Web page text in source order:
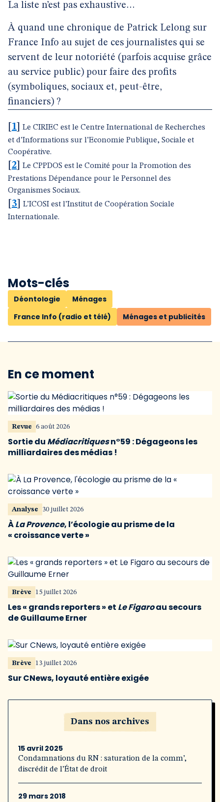
La liste n’est pas exhaustive…
À quand une chronique de Patrick Lelong sur
France Info au sujet de ces journalistes qui se
servent de leur notoriété (parfois acquise grâce
au service public) pour faire des profits
(symboliques, sociaux et, peut-être,
financiers) ?
1
Le CIRIEC est le Centre International de Recherches
et d’Informations sur l’Economie Publique, Sociale et
Coopérative.
2
Le CPPDOS est le Comité pour la Promotion des
Prestations Dépendance pour le Personnel des
Organismes Sociaux.
3
L’ICOSI est l’Institut de Coopération Sociale
Internationale.
Mots-clés
Déontologie
Ménages
France Info (radio et télé)
Ménages et publicités
En ce moment
Revue 6 août 2026
Sortie du Médiacritiquesn°59 : Dégageons les
milliardaires des médias !
Analyse 30 juillet 2026
ÀLa Provence, l’écologie au prisme de la
« croissance verte »
Brève 15 juillet 2026
Les « grands reporters » et Le Figaroau secours
de Guillaume Erner
Brève 13 juillet 2026
Sur CNews, loyauté entière exigée
Dans nos archives
15 avril 2025
Condamnations du RN : saturation de la comm’,
discrédit de l’État de droit
29 mars 2018